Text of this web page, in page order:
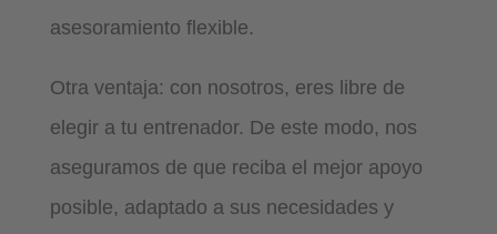
asesoramiento flexible.
Otra ventaja: con nosotros, eres libre de
elegir a tu entrenador. De este modo, nos
aseguramos de que reciba el mejor apoyo
posible, adaptado a sus necesidades y